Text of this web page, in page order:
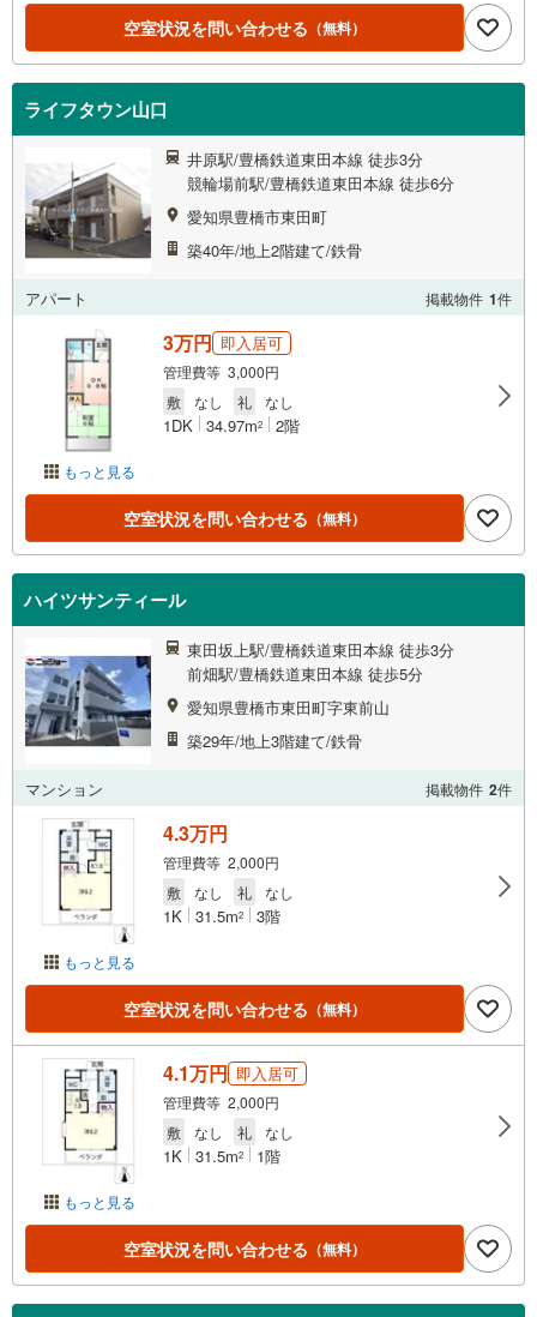
空室状況を問い合わせる （無料）
ライフタウン山口
井原駅/豊橋鉄道東田本線 徒歩3分
競輪場前駅/豊橋鉄道東田本線 徒歩6分
愛知県豊橋市東田町
築40年/地上2階建て/鉄骨
アパート 掲載物件 1件
もっと見る
3万円 即入居可
管理費等 3,000円
敷
なし 礼 なし
1DK 34.97m2 2階
空室状況を問い合わせる （無料）
ハイツサンティール
東田坂上駅/豊橋鉄道東田本線 徒歩3分
前畑駅/豊橋鉄道東田本線 徒歩5分
愛知県豊橋市東田町字東前山
築29年/地上3階建て/鉄骨
マンション 掲載物件 2件
もっと見る
4.3万円
管理費等 2,000円
敷
なし 礼 なし
1K 31.5m2 3階
空室状況を問い合わせる （無料）
もっと見る
4.1万円 即入居可
管理費等 2,000円
敷
なし 礼 なし
1K 31.5m2 1階
空室状況を問い合わせる （無料）